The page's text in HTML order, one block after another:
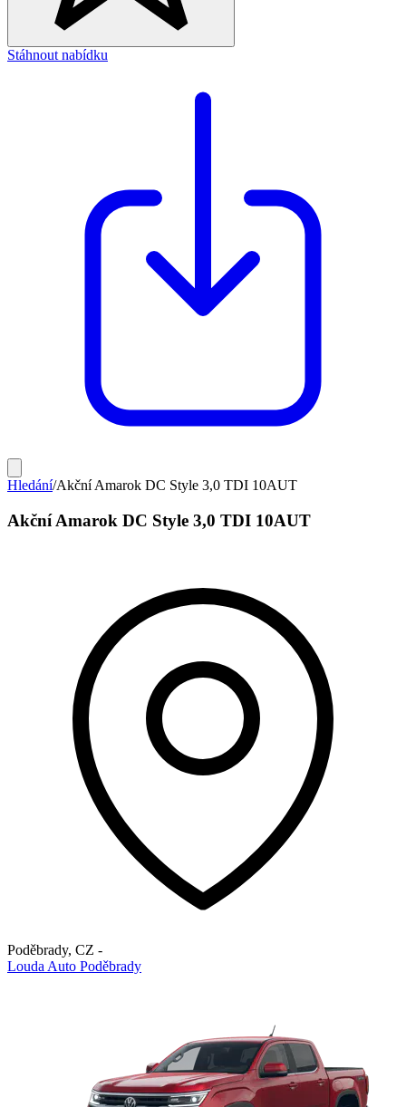
Stáhnout nabídku
Hledání/Akční Amarok DC Style 3,0 TDI 10AUT
Akční Amarok DC Style 3,0 TDI 10AUT
Poděbrady, CZ -
Louda Auto Poděbrady